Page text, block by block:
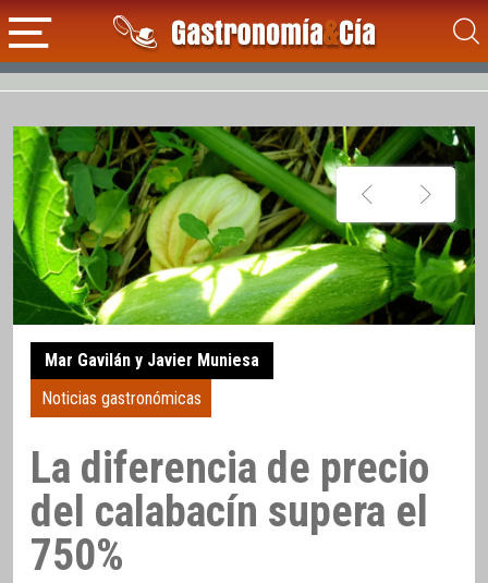
Mar Gavilán y Javier Muniesa
Noticias gastronómicas
La diferencia de precio
del calabacín supera el
750%